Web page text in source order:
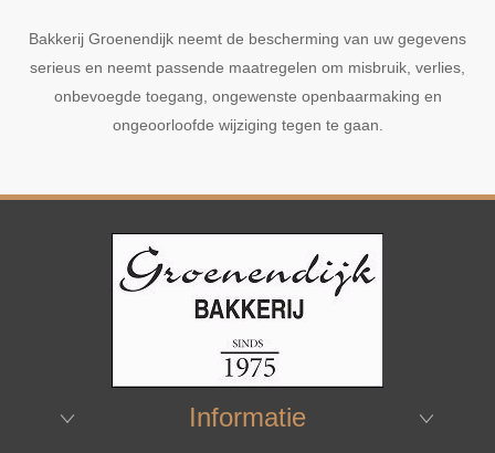
Bakkerij Groenendijk neemt de bescherming van uw gegevens
serieus en neemt passende maatregelen om misbruik, verlies,
onbevoegde toegang, ongewenste openbaarmaking en
ongeoorloofde wijziging tegen te gaan.
Informatie